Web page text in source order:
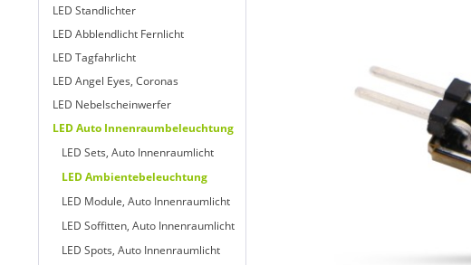
LED Standlichter
LED Abblendlicht Fernlicht
LED Tagfahrlicht
LED Angel Eyes, Coronas
LED Nebelscheinwerfer
LED Auto Innenraumbeleuchtung
LED Sets, Auto Innenraumlicht
LED Ambientebeleuchtung
LED Module, Auto Innenraumlicht
LED Soffitten, Auto Innenraumlicht
LED Spots, Auto Innenraumlicht